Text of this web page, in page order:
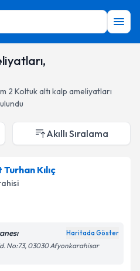
2 Koltuk altı kalp ameliyatları
Akıllı Sıralama
Kılıç
Haritada Göster
No:73, 03030 Afyonkarahisar